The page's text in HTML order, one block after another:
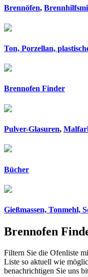
Brennöfen,
Ton, Porzellan,
Brennofen Finder
Pulver-Glasuren,
Bücher
Gießmassen, Tonmehl,
Brennofen
Filtern Sie die Ofenliste
Liste so aktuell wie
benachrichtigen Sie uns